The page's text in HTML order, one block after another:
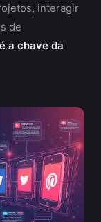
interagir
de
a chave da